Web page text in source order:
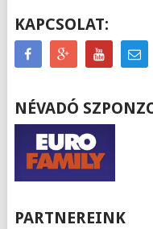
KAPCSOLAT:
NÉVADÓ
PARTNEREINK